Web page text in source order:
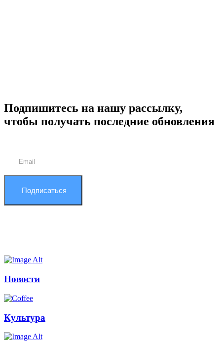
Подпишитесь на нашу рассылку,
чтобы получать последние обновления
Подписаться
Новости
Культура